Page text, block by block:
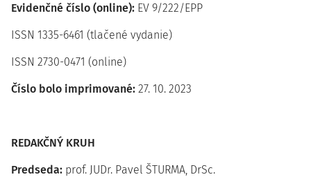
Evidenčné číslo (online): EV 9/222/EPP
ISSN 1335-6461 (tlačené vydanie)
ISSN 2730-0471 (online)
Číslo bolo imprimované: 27. 10. 2023
REDAKČNÝ KRUH
Predseda: prof. JUDr. Pavel ŠTURMA, DrSc.